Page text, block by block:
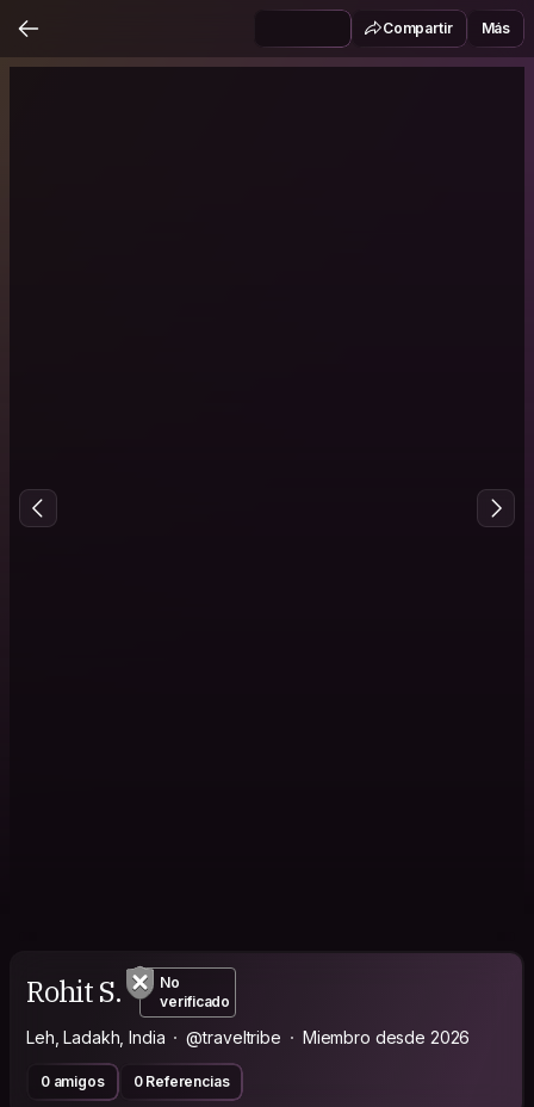
Compartir Más
Rohit S.
No
verificado
Leh, Ladakh, India @traveltribe Miembro desde 2026
0 amigos 0 Referencias